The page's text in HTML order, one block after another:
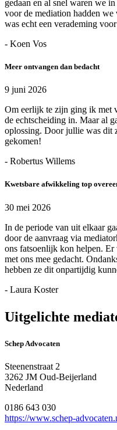
gedaan en al snel waren we
voor de mediation hadden
was echt een verademing
- Koen Vos
Meer ontvangen dan bedacht
9 juni 2026
Om eerlijk te zijn ging ik met
de echtscheiding in. Maar al
oplossing. Door jullie was dit
gekomen!
- Robertus Willems
Kwetsbare afwikkeling top
30 mei 2026
In de periode van uit elkaar
door de aanvraag via
ons fatsoenlijk kon helpen.
met ons mee gedacht.
hebben ze dit onpartijdig
- Laura Koster
Uitgelichte
Schep Advocaten
Steenenstraat 2
3262 JM Oud-Beijerland
Nederland
0186 643 030
https://www.schep-